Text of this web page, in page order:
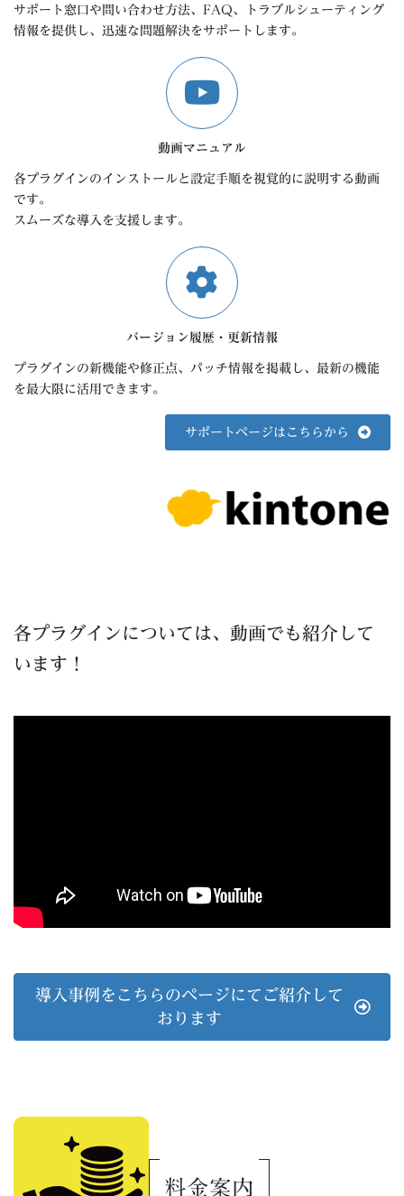
サポート窓口や問い合わせ方法、FAQ、トラブルシューティング
情報を提供し、迅速な問題解決をサポートします。
動画マニュアル
各プラグインのインストールと設定手順を視覚的に説明する動画
です。
スムーズな導入を支援します。
バージョン履歴・更新情報
プラグインの新機能や修正点、パッチ情報を掲載し、最新の機能
を最大限に活用できます。
サポートページはこちらから
各プラグインについては、動画でも紹介して
います！
導入事例をこちらのページにてご紹介して
おります
料金案内